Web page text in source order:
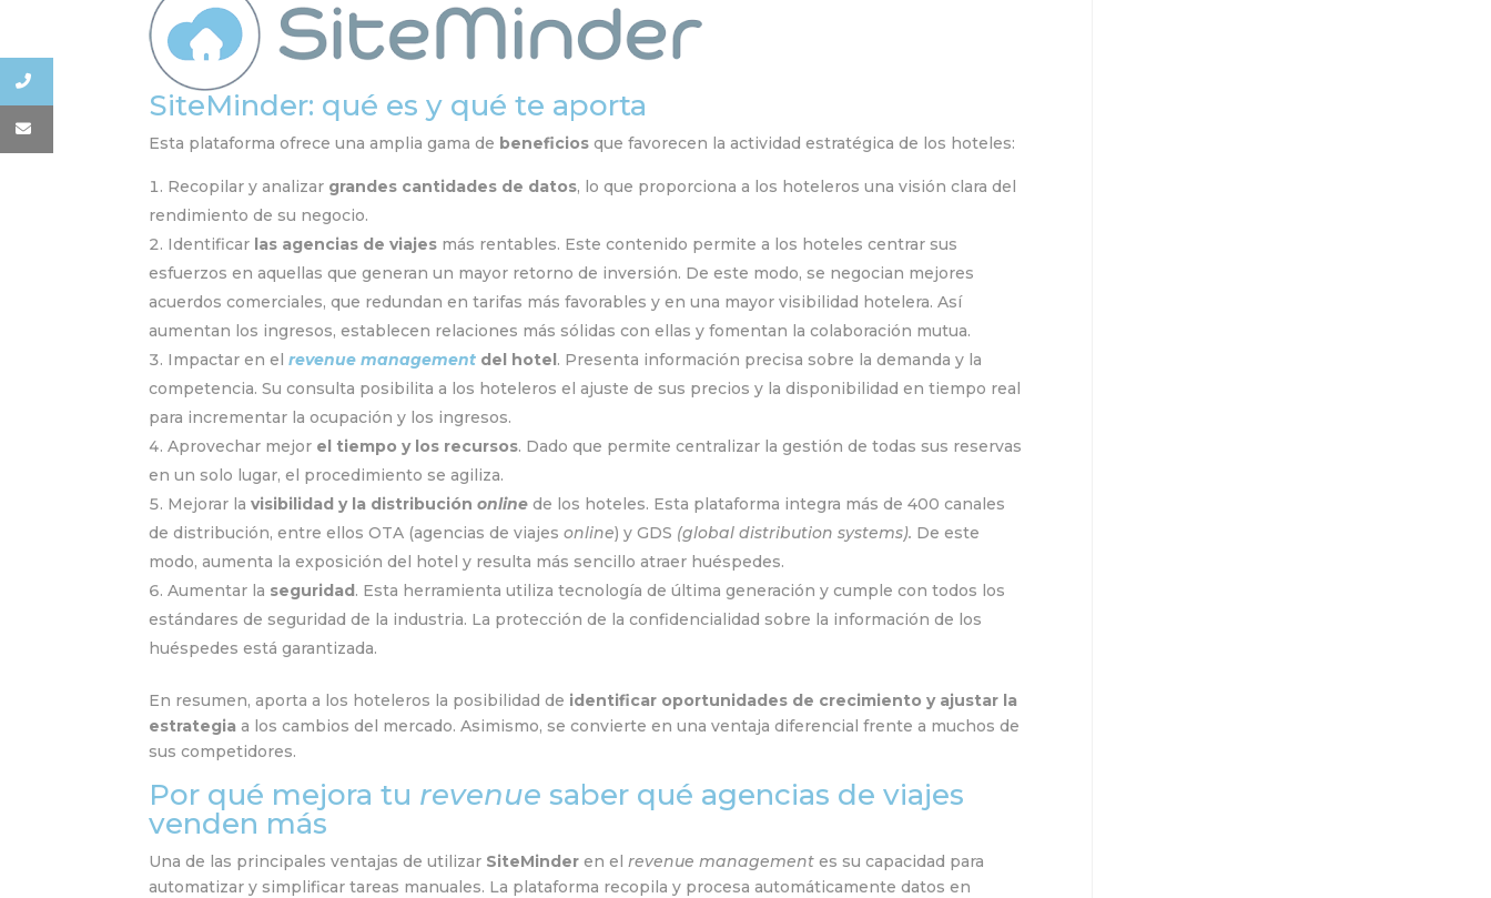
SiteMinder: qué es y qué te aporta
Esta plataforma ofrece una amplia gama de beneficios que favorecen la actividad estratégica de los hoteles:
Recopilar y analizar grandes cantidades de datos, lo que proporciona a los hoteleros una visión clara del
rendimiento de su negocio.
Identificar las agencias de viajes más rentables. Este contenido permite a los hoteles centrar sus
esfuerzos en aquellas que generan un mayor retorno de inversión. De este modo, se negocian mejores
acuerdos comerciales, que redundan en tarifas más favorables y en una mayor visibilidad hotelera. Así
aumentan los ingresos, establecen relaciones más sólidas con ellas y fomentan la colaboración mutua.
Impactar en el revenue management del hotel. Presenta información precisa sobre la demanda y la
competencia. Su consulta posibilita a los hoteleros el ajuste de sus precios y la disponibilidad en tiempo real
para incrementar la ocupación y los ingresos.
Aprovechar mejor el tiempo y los recursos. Dado que permite centralizar la gestión de todas sus reservas
en un solo lugar, el procedimiento se agiliza.
Mejorar lavisibilidad y la distribuciónonline de los hoteles. Esta plataforma integra más de 400 canales
de distribución, entre ellos OTA (agencias de viajes online) y GDS (global distribution systems). De este
modo, aumenta la exposición del hotel y resulta más sencillo atraer huéspedes.
Aumentar la seguridad. Esta herramienta utiliza tecnología de última generación y cumple con todos los
estándares de seguridad de la industria. La protección de la confidencialidad sobre la información de los
huéspedes está garantizada.
En resumen, aporta a los hoteleros la posibilidad de identificar oportunidades de crecimiento y ajustar la
estrategia a los cambios del mercado. Asimismo, se convierte en una ventaja diferencial frente a muchos de
sus competidores.
Por qué mejora tu revenue saber qué agencias de viajes
venden más
Una de las principales ventajas de utilizar SiteMinder en elrevenue management es su capacidad para
automatizar y simplificar tareas manuales. La plataforma recopila y procesa automáticamente datos en